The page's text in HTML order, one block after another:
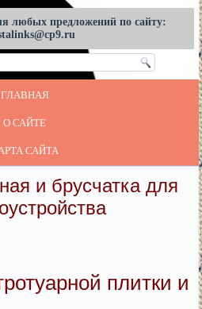
ГЛАВНАЯ
О САЙТЕ
САЙТА
и брусчатка для
плитки и
любых предложений по сайту: